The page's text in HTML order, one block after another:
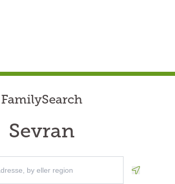
FamilySearch
Sevran